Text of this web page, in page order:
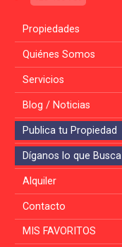
Propiedades
Quiénes Somos
Servicios
Blog / Noticias
Publica tu Propiedad
Díganos lo que Busca
Alquiler
Contacto
MIS FAVORITOS